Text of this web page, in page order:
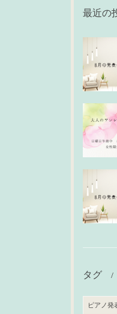
最近の
タグ
ピアノ発